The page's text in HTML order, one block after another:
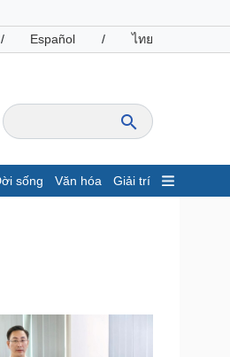
/ Español / ไทย
sống Văn hóa Giải trí
Giá cà phê